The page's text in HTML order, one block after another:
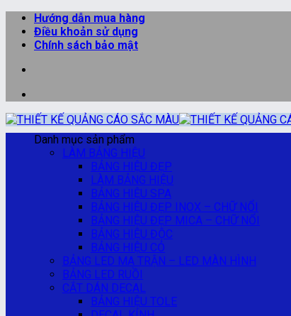
qua
Hướng dẫn mua hàng
Điều khoản sử dụng
Chính sách bảo mật
Danh mục sản phẩm
LÀM BẢNG HIỆU
BẢNG HIỆU ĐẸP
LÀM BẢNG HIỆU
BẢNG HIỆU SPA
BẢNG HIỆU ĐẸP INOX – CHỮ NỔI
BẢNG HIỆU ĐẸP MICA – CHỮ NỔI
BẢNG HIỆU ĐỘC
BẢNG HIỆU CỎ
BẢNG LED MA TRẬN – LED MÀN HÌNH
BẢNG LED RUỒI
CẮT DÁN DECAL
BẢNG HIỆU TOLE